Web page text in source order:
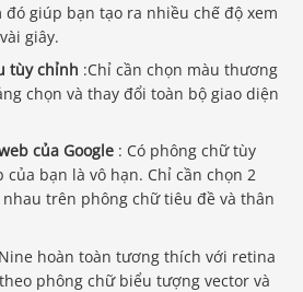
giúp bạn tạo ra nhiều chế độ xem
giây.
tùy chỉnh :Chỉ cần chọn màu thương
chọn và thay đổi toàn bộ giao diện
của Google : Có phông chữ tùy
bạn là vô hạn. Chỉ cần chọn 2
trên phông chữ tiêu đề và thân
hoàn toàn tương thích với retina
phông chữ biểu tượng vector và